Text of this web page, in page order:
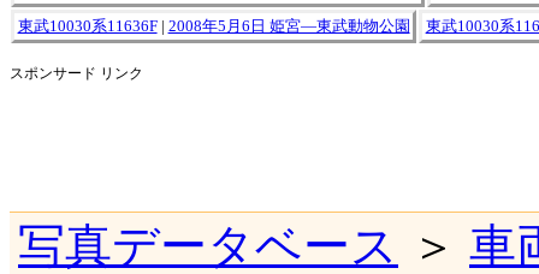
東武10030系11636F| 2008年5月6日 姫宮―東武動物公園 東武10030系
スポンサード リンク
写真データベース ＞ 車